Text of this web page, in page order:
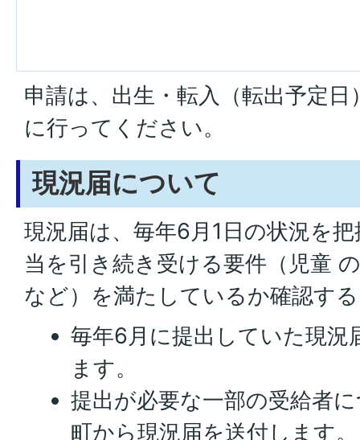
申請は、出生・転入（転出予定
に行ってください。
現況届について
現況届は、毎年6月1日の状況を
当を引き続き受ける要件（児童
など）を満たしているか確認す
毎年6月に提出していた現況
ます。
提出が必要な一部の受給者
町から現況届を送付します。